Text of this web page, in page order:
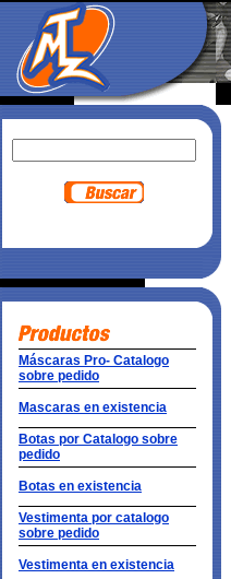
Máscaras Pro- Catalogo
sobre pedido
Mascaras en existencia
Botas por Catalogo sobre
pedido
Botas en existencia
Vestimenta por catalogo
sobre pedido
Vestimenta en existencia